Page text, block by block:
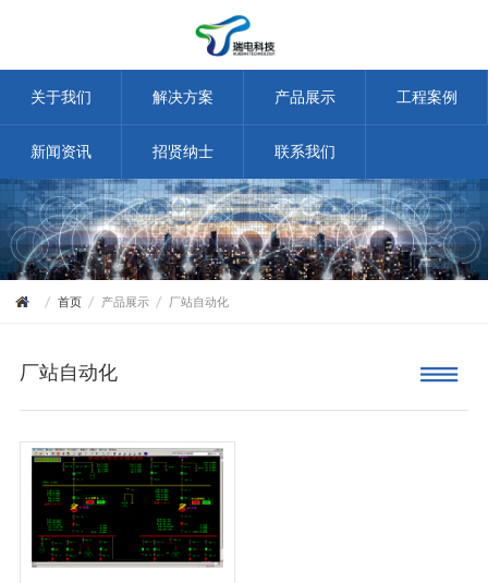
关于我们 解决方案 产品展示 工程案例
新闻资讯 招贤纳士 联系我们
首页 产品展示 厂站自动化
厂站自动化